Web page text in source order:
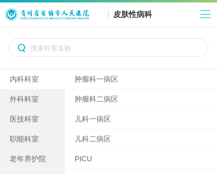
皮肤性病科

内科科室
外科科室
医技科室
职能科室
老年养护院
肿瘤科一病区
肿瘤科二病区
儿科一病区
儿科二病区
PICU